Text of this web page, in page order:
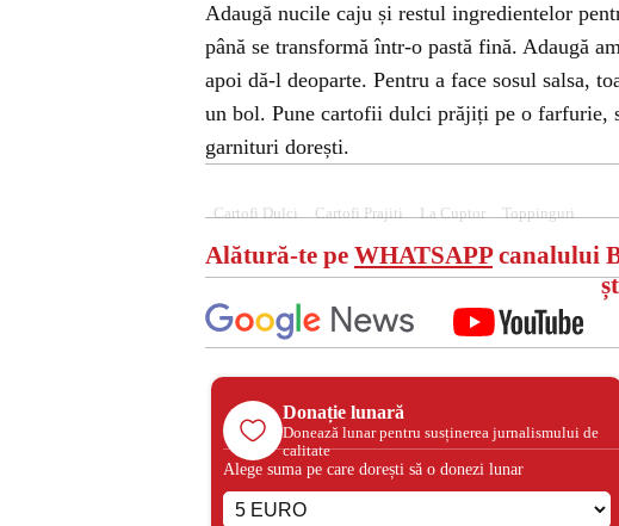
Adaugă nucile caju și restul ingredientelor
până se transformă într-o pastă fină. Adaugă
apoi dă-l deoparte. Pentru a face sosul salsa,
un bol. Pune cartofii dulci prăjiți pe o farfurie,
garnituri dorești.
Cartofi Dulci Cartofi Prajiti La Cuptor Toppinguri
Alătură-te pe WHATSAPPcanalului
Donație lunară
Donează lunar pentru susținerea jurnalismului de
calitate
Alege suma pe care dorești să o donezi lunar